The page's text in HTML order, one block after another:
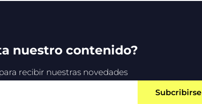
nuestro contenido?
recibir nuestras novedades
Subcribirse